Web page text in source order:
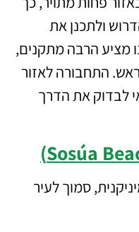
ולתכנן את
מציע הרבה מתקנים,
התחבורה לאזור
לבדוק את הדרך
סמוך לעיר